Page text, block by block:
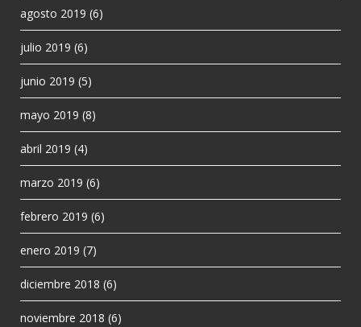
agosto 2019 (6)
julio 2019 (6)
junio 2019 (5)
mayo 2019 (8)
abril 2019 (4)
marzo 2019 (6)
febrero 2019 (6)
enero 2019 (7)
diciembre 2018 (6)
noviembre 2018 (6)